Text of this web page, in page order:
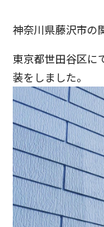
神奈川県藤沢市の
東京都世田谷区に
装をしました。